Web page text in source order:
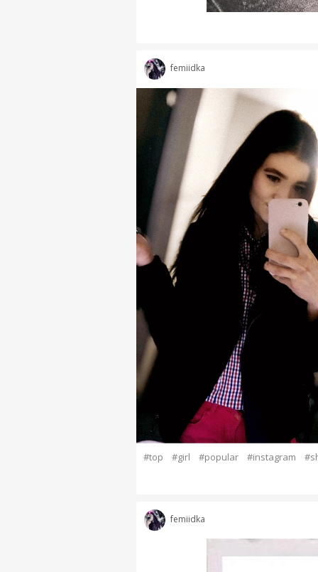
femiidka
#top #girl #popular #instagram
femiidka